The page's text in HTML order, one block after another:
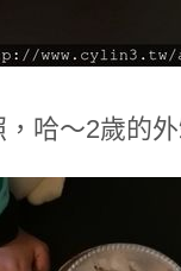
哈～2歲的